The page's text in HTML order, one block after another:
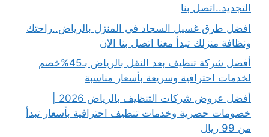
التجديد..اتصل بنا
افضل طرق غسيل السجاد في المنزل بالرياض..راحتك
ونظافة منزلك تبدأ معنا اتصل بنا الان
أفضل شركة تنظيف بعد النقل بالرياض بـ45%خصم
لخدمات احترافية وسريعة بأسعار مناسبة
خصومات حصرية وخدمات تنظيف احترافية بأسعار تبدأ
من 99 ريال